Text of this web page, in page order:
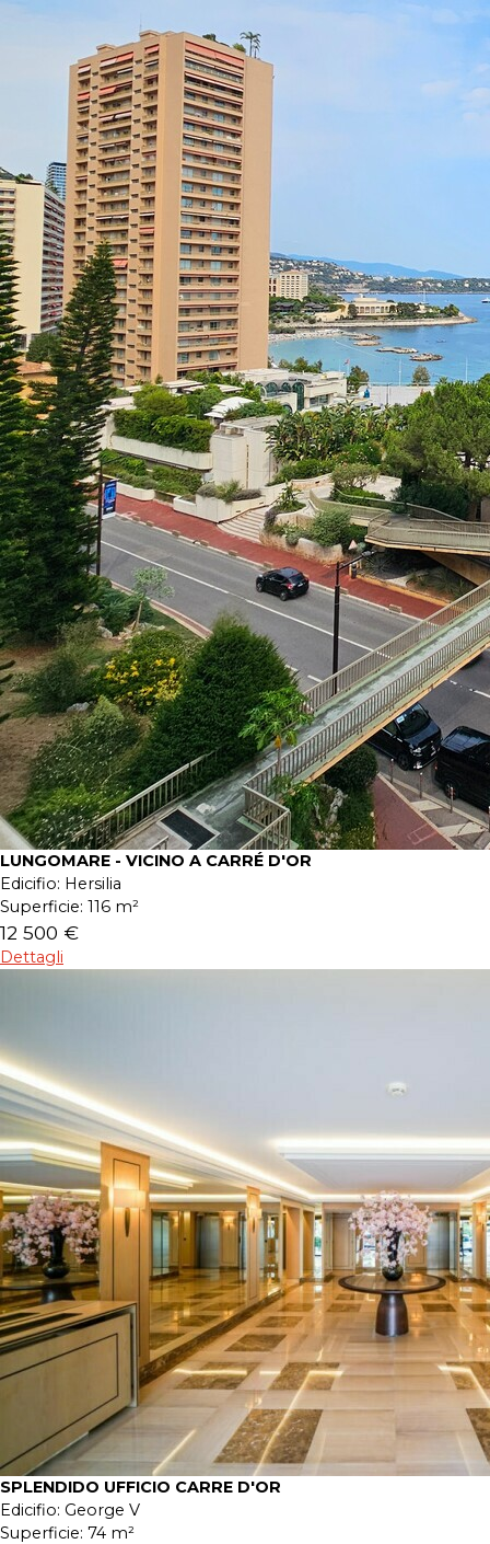
LUNGOMARE - VICINO A CARRÉ D'OR
Edicifio: Hersilia
Superficie: 116 m²
12 500 €
Dettagli
SPLENDIDO UFFICIO CARRE D'OR
Edicifio: George V
Superficie: 74 m²